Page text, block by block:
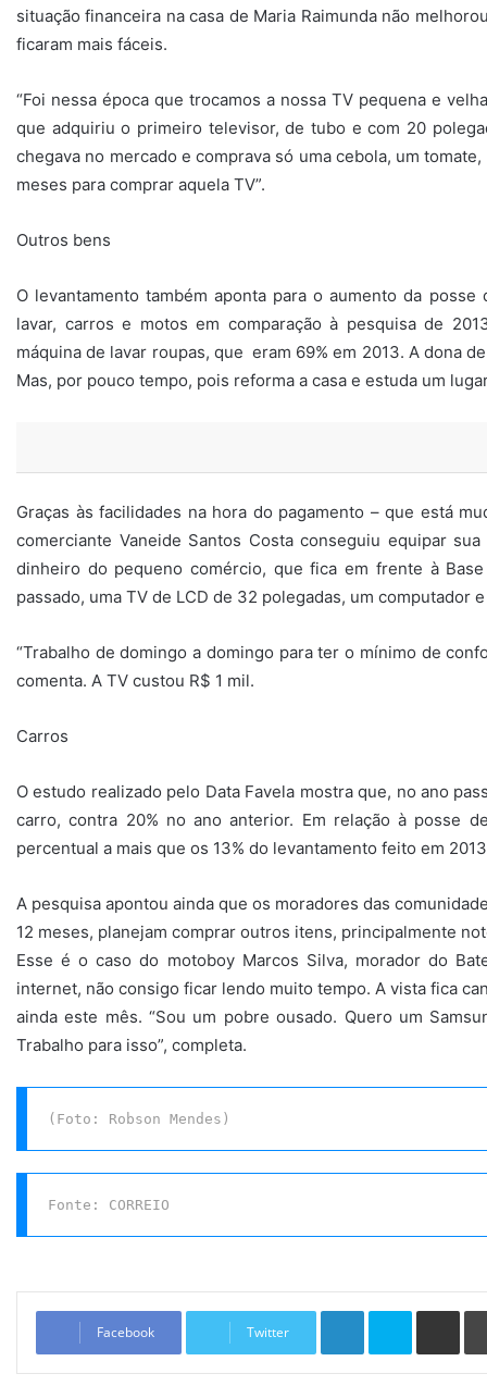
situação financeira na casa de Maria Raimunda não
ficaram mais fáceis.
“Foi nessa época que trocamos a nossa TV pequena e
que adquiriu o primeiro televisor, de tubo e com 20
chegava no mercado e comprava só uma cebola, um
meses para comprar aquela TV”.
Outros bens
O levantamento também aponta para o aumento da
lavar, carros e motos em comparação à pesquisa de
máquina de lavar roupas, que eram 69% em 2013. A dona
Mas, por pouco tempo, pois reforma a casa e estuda um
Graças às facilidades na hora do pagamento – que está
comerciante Vaneide Santos Costa conseguiu equipar
dinheiro do pequeno comércio, que fica em frente à
passado, uma TV de LCD de 32 polegadas, um computador
“Trabalho de domingo a domingo para ter o mínimo de
comenta. A TV custou R$ 1 mil.
Carros
O estudo realizado pelo Data Favela mostra que, no ano
carro, contra 20% no ano anterior. Em relação à posse
percentual a mais que os 13% do levantamento feito em
A pesquisa apontou ainda que os moradores das
12 meses, planejam comprar outros itens, principalmente
Esse é o caso do motoboy Marcos Silva, morador do
internet, não consigo ficar lendo muito tempo. A vista fica
ainda este mês. “Sou um pobre ousado. Quero um
Trabalho para isso”, completa.
(Foto: Robson Mendes)
Fonte: CORREIO
Facebook Twitter
Linkedin Skype